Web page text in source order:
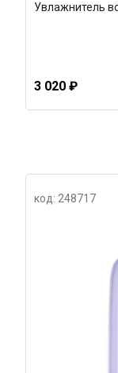
Увлажнитель
3 020 ₽
код: 248717